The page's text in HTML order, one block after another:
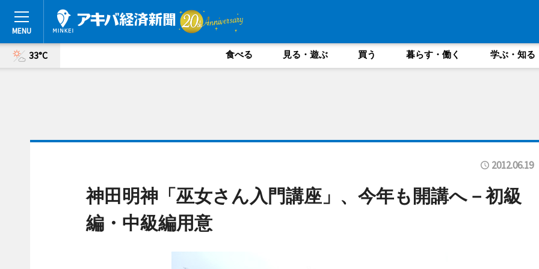
33°C 食べる 見る・遊ぶ 買う 暮らす・働く 学ぶ・知る
2012.06.19
神田明神「巫女さん入門講座」、今年も開講へ－初級
編・中級編用意